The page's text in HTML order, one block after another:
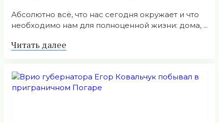
Абсолютно всё, что нас сегодня окружает и что
необходимо нам для полноценной жизни: дома, ...
Читать далее